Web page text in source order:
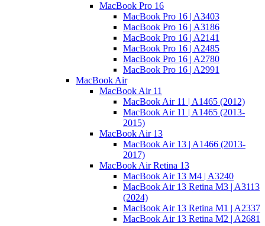
MacBook Pro 16
MacBook Pro 16 | A3403
MacBook Pro 16 | A3186
MacBook Pro 16 | A2141
MacBook Pro 16 | A2485
MacBook Pro 16 | A2780
MacBook Pro 16 | A2991
MacBook Air
MacBook Air 11
MacBook Air 11 | A1465 (2012)
MacBook Air 11 | A1465 (2013-
2015)
MacBook Air 13
MacBook Air 13 | A1466 (2013-
2017)
MacBook Air Retina 13
MacBook Air 13 M4 | A3240
MacBook Air 13 Retina M3 | A3113
(2024)
MacBook Air 13 Retina M1 | A2337
MacBook Air 13 Retina M2 | A2681